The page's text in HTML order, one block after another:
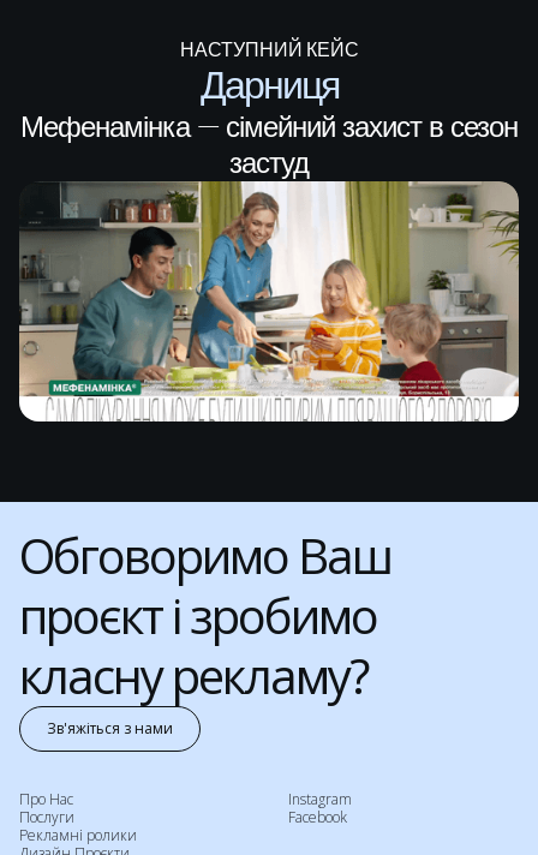
НАСТУПНИЙ КЕЙС
Дарниця
Мефенамінка — сімейний захист в сезон
застуд
Обговоримо Ваш
проєкт і зробимо
класну рекламу?
Зв'яжіться з нами
Contact us
Про Нас
Послуги
Рекламні ролики
Instagram
Facebook